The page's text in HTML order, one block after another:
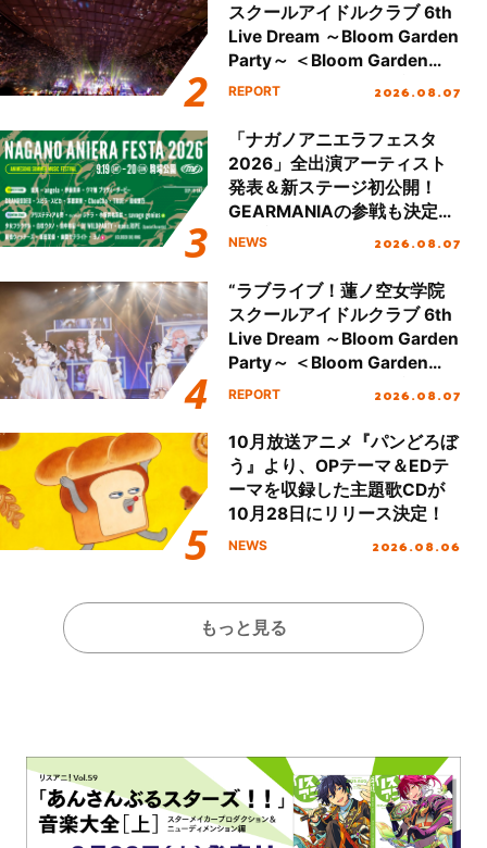
スクールアイドルクラブ 6th
Live Dream ～Bloom Garden
Party～ ＜Bloom Garden
Party Stage／埼玉公演＞”
REPORT 2026.08.07
「ナガノアニエラフェスタ
2026」全出演アーティスト
発表＆新ステージ初公開！
GEARMANIAの参戦も決定
し、初となる第3ステージの
NEWS 2026.08.07
“ラブライブ！蓮ノ空女学院
スクールアイドルクラブ 6th
Live Dream ～Bloom Garden
Party～ ＜Bloom Garden
Party Stage／埼玉公演＞”
REPORT 2026.08.07
10月放送アニメ『パンどろぼ
う』より、OPテーマ＆EDテ
ーマを収録した主題歌CDが
10月28日にリリース決定！
NEWS 2026.08.06
もっと見る